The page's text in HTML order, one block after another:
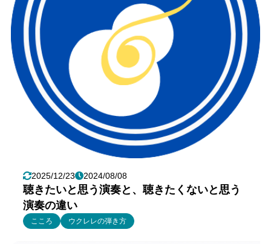
2025/12/23 2024/08/08
聴きたいと思う演奏と、聴きたくないと思う
演奏の違い
こころ ウクレレの弾き方